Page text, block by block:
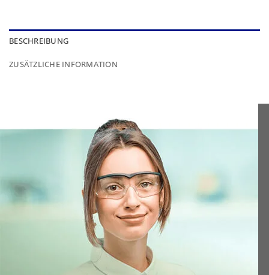
BESCHREIBUNG
ZUSÄTZLICHE INFORMATION